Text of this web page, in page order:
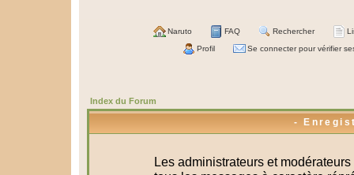
Naruto FAQ Rechercher
Profil Se connecter pour vérifier
Index du Forum
-
Les administrateurs et